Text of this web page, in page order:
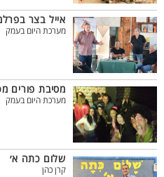
אייל בצר
מערכת היום בעמק
מסיבת פורים
מערכת היום בעמק
שלום כתה א׳
קרן כהן